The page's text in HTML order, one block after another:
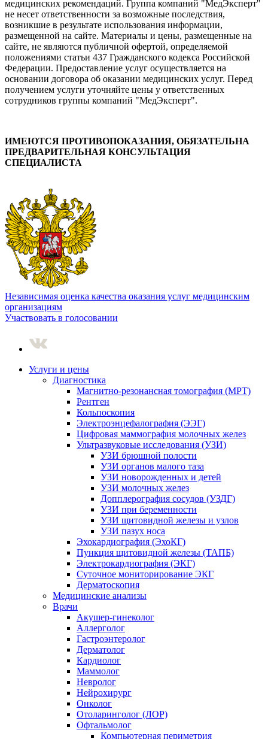
медицинских рекомендаций. Группа компаний "МедЭксперт"
не несет ответственности за возможные последствия,
возникшие в результате использования информации,
размещенной на сайте. Материалы и цены, размещенные на
сайте, не являются публичной офертой, определяемой
положениями статьи 437 Гражданского кодекса Российской
Федерации. Предоставление услуг осуществляется на
основании договора об оказании медицинских услуг. Перед
получением услуги уточняйте цены у ответственных
сотрудников группы компаний "МедЭксперт".
ИМЕЮТСЯ ПРОТИВОПОКАЗАНИЯ, ОБЯЗАТЕЛЬНА
ПРЕДВАРИТЕЛЬНАЯ КОНСУЛЬТАЦИЯ
СПЕЦИАЛИСТА
Независимая оценка качества оказания услуг медицинским
организациям
Участвовать в голосовании
Услуги и цены
Диагностика
Магнитно-резонансная томография (МРТ)
Рентген
Кольпоскопия
Электроэнцефалография (ЭЭГ)
Цифровая маммография молочных желез
Ультразвуковые исследования (УЗИ)
УЗИ брюшной полости
УЗИ органов малого таза
УЗИ новорожденных и детей
УЗИ молочных желез
Допплерография сосудов (УЗДГ)
УЗИ при беременности
УЗИ щитовидной железы и узлов
УЗИ пазух носа
Эхокардиография (ЭхоКГ)
Пункция щитовидной железы (ТАПБ)
Электрокардиография (ЭКГ)
Суточное мониторирование ЭКГ
Дерматоскопия
Медицинские анализы
Врачи
Акушер-гинеколог
Аллерголог
Гастроэнтеролог
Дерматолог
Кардиолог
Маммолог
Невролог
Нейрохирург
Онколог
Отоларинголог (ЛОР)
Офтальмолог
Компьютерная периметрия